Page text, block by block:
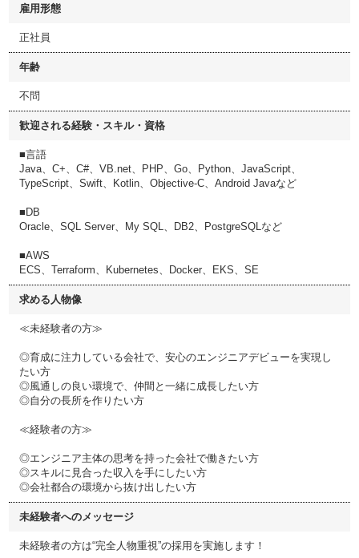
雇用形態
正社員
年齢
不問
歓迎される経験・スキル・資格
■言語
Java、C+、C#、VB.net、PHP、Go、Python、JavaScript、
TypeScript、Swift、Kotlin、Objective-C、Android Javaなど
■DB
Oracle、SQL Server、My SQL、DB2、PostgreSQLなど
■AWS
ECS、Terraform、Kubernetes、Docker、EKS、SE
求める人物像
≪未経験者の方≫
◎育成に注力している会社で、安心のエンジニアデビューを実現し
たい方
◎風通しの良い環境で、仲間と一緒に成長したい方
◎自分の長所を作りたい方
≪経験者の方≫
◎エンジニア主体の思考を持った会社で働きたい方
◎スキルに見合った収入を手にしたい方
◎会社都合の環境から抜け出したい方
未経験者へのメッセージ
未経験者の方は“完全人物重視”の採用を実施します！